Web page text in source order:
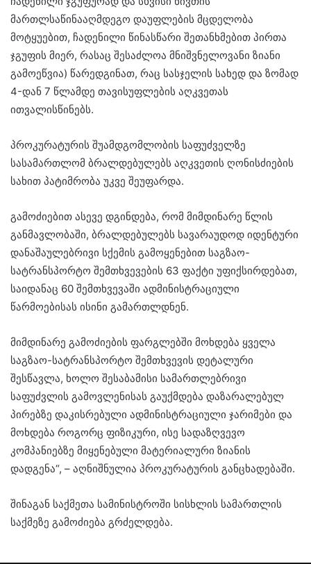
მართლსაწინააღმდეგო დაუფლების მცდელობა
მოტყუებით, ჩადენილი წინასწარი შეთანხმებით პირთა
ჯგუფის მიერ, რასაც შესაძლოა მნიშვნელოვანი ზიანი
გამოეწვია) წარედგინათ, რაც სასჯელის სახედ და ზომად
4-დან 7 წლამდე თავისუფლების აღკვეთას
ითვალისწინებს.
პროკურატურის შუამდგომლობის საფუძველზე
სასამართლომ ბრალდებულებს აღკვეთის ღონისძიების
სახით პატიმრობა უკვე შეუფარდა.
გამოძიებით ასევე დგინდება, რომ მიმდინარე წლის
განმავლობაში, ბრალდებულებს სავარაუდოდ იდენტური
დანაშაულებრივი სქემის გამოყენებით საგზაო-
სატრანსპორტო შემთხვევების 63 ფაქტი უფიქსირდებათ,
საიდანაც 60 შემთხვევაში ადმინისტრაციული
წარმოებისას ისინი გამართლდნენ.
მიმდინარე გამოძიების ფარგლებში მოხდება ყველა
საგზაო-სატრანსპორტო შემთხვევის დეტალური
შესწავლა, ხოლო შესაბამისი სამართლებრივი
საფუძვლის გამოვლენისას გაუქმდება დაზარალებულ
პირებზე დაკისრებული ადმინისტრაციული ჯარიმები და
მოხდება როგორც ფიზიკური, ისე სადაზღვევო
კომპანიებზე მიყენებული მატერიალური ზიანის
დადგენა“, – აღნიშნულია პროკურატურის განცხადებაში.
შინაგან საქმეთა სამინისტროში სისხლის სამართლის
საქმეზე გამოძიება გრძელდება.